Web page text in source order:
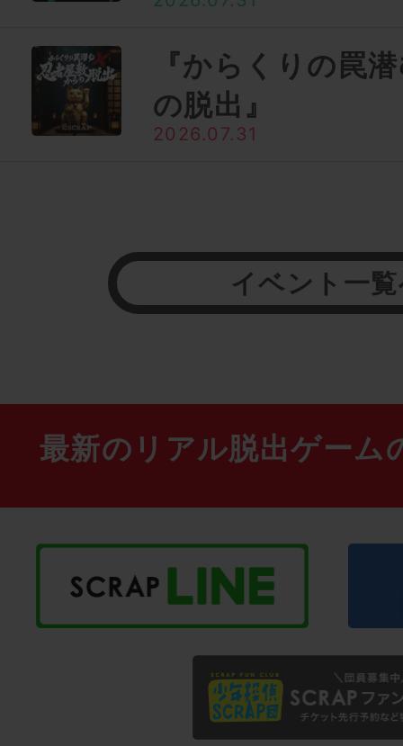
『からくりの罠
の脱出』
2026.07.31
イベント一
最新のリアル脱出ゲーム